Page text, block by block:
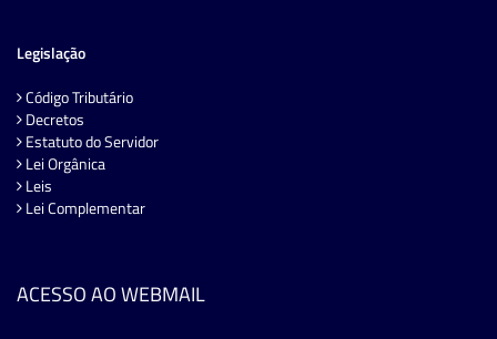
Legislação
Código Tributário
Decretos
Estatuto do Servidor
Lei Orgânica
Leis
Lei Complementar
ACESSO AO WEBMAIL